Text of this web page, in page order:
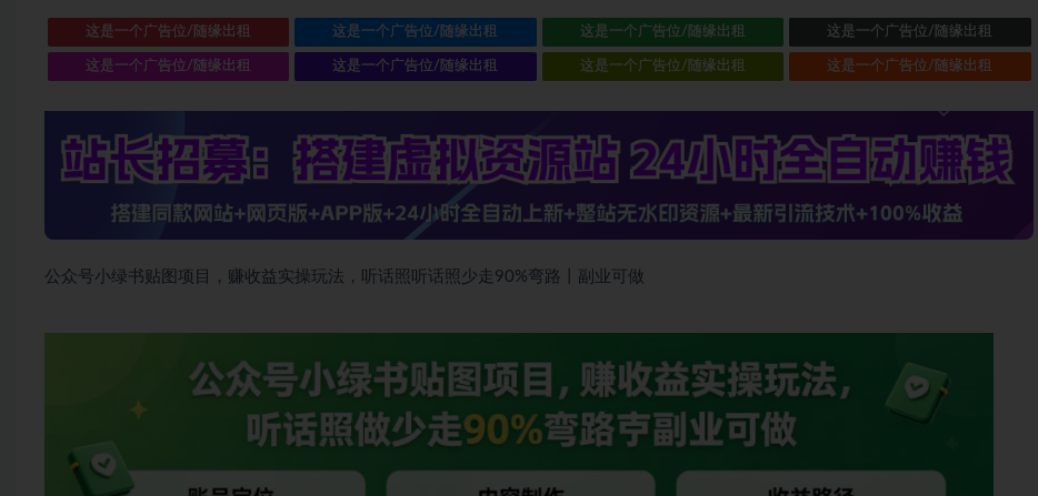
这是一个广告位/随缘出租 这是一个广告位/随缘出租 这是一个广告位/随缘出租 这是一个广告位/随缘出租
这是一个广告位/随缘出租 这是一个广告位/随缘出租 这是一个广告位/随缘出租 这是一个广告位/随缘出租
公众号小绿书贴图项目，赚收益实操玩法，听话照听话照少走90%弯路丨副业可做